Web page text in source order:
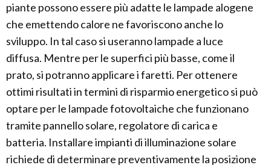
piante possono essere più adatte le lampade alogene
che emettendo calore ne favoriscono anche lo
sviluppo. In tal caso si useranno lampade a luce
diffusa. Mentre per le superfici più basse, come il
prato, si potranno applicare i faretti. Per ottenere
ottimi risultati in termini di risparmio energetico si può
optare per le lampade fotovoltaiche che funzionano
tramite pannello solare, regolatore di carica e
batteria. Installare impianti di illuminazione solare
richiede di determinare preventivamente la posizione